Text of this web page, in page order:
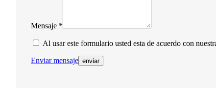
Mensaje *
Al usar este formulario usted esta de acuerdo con
Enviar mensaje